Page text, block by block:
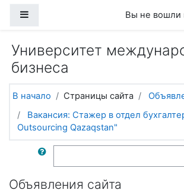
Вы не вошли
Университет
бизнеса
В начало Страницы сайта
Вакансия: Стажер в отдел
Outsourcing Qazaqstan"
Поиск по форумам
Объявления сайта